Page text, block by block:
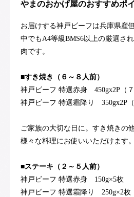
やまのおかげ屋のおすすめポ
お届けする神戸ビーフは兵庫県産
中でもA4等級BMS6以上の厳選さ
肉です。
■すき焼き（６～８人前）
神戸ビーフ 特選赤身 450gx2P（７
神戸ビーフ 特選霜降り 350gx2P（
ご家族の大切な日に。すき焼きの
様々な料理にお使いいただけます。
■ステーキ（２～５人前）
神戸ビーフ 特選赤身 150g×5枚
神戸ビーフ 特選霜降り 250g×2枚